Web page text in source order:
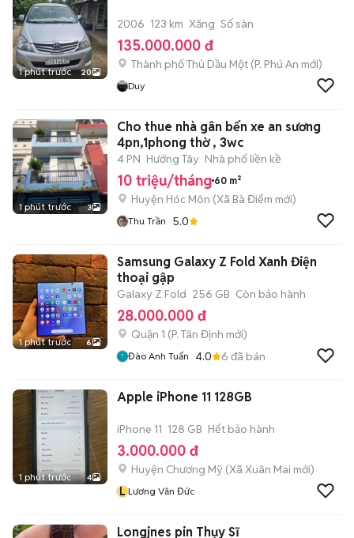
1 phút trước 20
2006 123 km Xăng Số sàn
135.000.000 đ
Thành phố Thủ Dầu Một (P. Phú An mới)
Duy
1 phút trước 3
Cho thue nhà gân bến xe an sương
4pn,1phong thờ , 3wc
4 PN Hướng Tây Nhà phố liền kề
10 triệu/tháng 60 m²
Huyện Hóc Môn (Xã Bà Điểm mới)
Thu Trần 5.0
1 phút trước 6
Samsung Galaxy Z Fold Xanh Điện
thoại gập
Galaxy Z Fold 256 GB Còn bảo hành
28.000.000 đ
Quận 1 (P. Tân Định mới)
Đào Anh Tuấn 4.0 6 đã bán
1 phút trước 4
Apple iPhone 11 128GB
iPhone 11 128 GB Hết bảo hành
3.000.000 đ
Huyện Chương Mỹ (Xã Xuân Mai mới)
L Lương Văn Đức
Longjnes pin Thụy Sĩ